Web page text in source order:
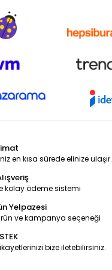
en kısa sürede elinize ulaşır.
kolay ödeme sistemi
Yelpazesi
ve kampanya seçeneği
bize iletebilirsiniz.